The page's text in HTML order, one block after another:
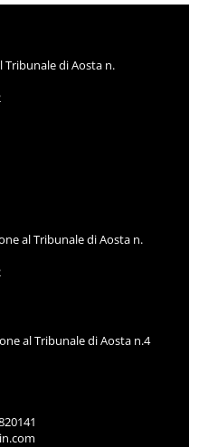
di Aosta n.
al Tribunale di Aosta n.
al Tribunale di Aosta n.4